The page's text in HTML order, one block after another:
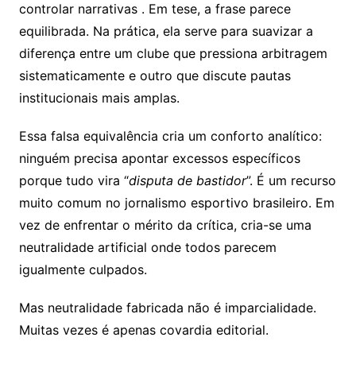
controlar narrativas . Em tese, a frase parece
equilibrada. Na prática, ela serve para suavizar a
diferença entre um clube que pressiona arbitragem
sistematicamente e outro que discute pautas
institucionais mais amplas.
Essa falsa equivalência cria um conforto analítico:
ninguém precisa apontar excessos específicos
porque tudo vira “disputa de bastidor”. É um recurso
muito comum no jornalismo esportivo brasileiro. Em
vez de enfrentar o mérito da crítica, cria-se uma
neutralidade artificial onde todos parecem
igualmente culpados.
Mas neutralidade fabricada não é imparcialidade.
Muitas vezes é apenas covardia editorial.